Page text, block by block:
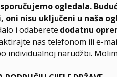
ogledala.
nisu uključeni u naša
i odaberete dodatnu
nas telefonom ili e-
individualnoj narudžbi.